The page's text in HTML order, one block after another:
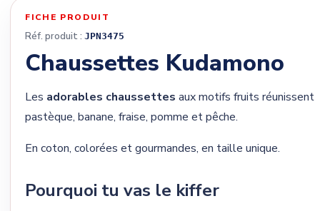
FICHE PRODUIT
Réf. produit : JPN3475
Chaussettes Kudamono
Les adorables chaussettes aux motifs fruits réunissent
pastèque, banane, fraise, pomme et pêche.
En coton, colorées et gourmandes, en taille unique.
Pourquoi tu vas le kiffer